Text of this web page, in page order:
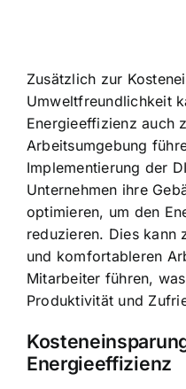
Zusätzlich zur
Umweltfreundlichkeit
Energieeffizienz auch
Arbeitsumgebung
Implementierung der
Unternehmen ihre
optimieren, um den
reduzieren. Dies kann
und komfortableren
Mitarbeiter führen,
Produktivität und
Energieeffizienz